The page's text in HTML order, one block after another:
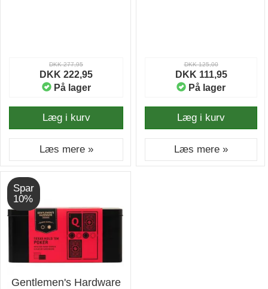
DKK 277,95
DKK 222,95
På lager
Læg i kurv
Læs mere »
DKK 125,00
DKK 111,95
På lager
Læg i kurv
Læs mere »
Spar
10%
Gentlemen's Hardware